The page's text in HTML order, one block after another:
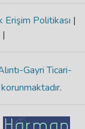
Erişim Politikası |
|
Gayri Ticari-
.